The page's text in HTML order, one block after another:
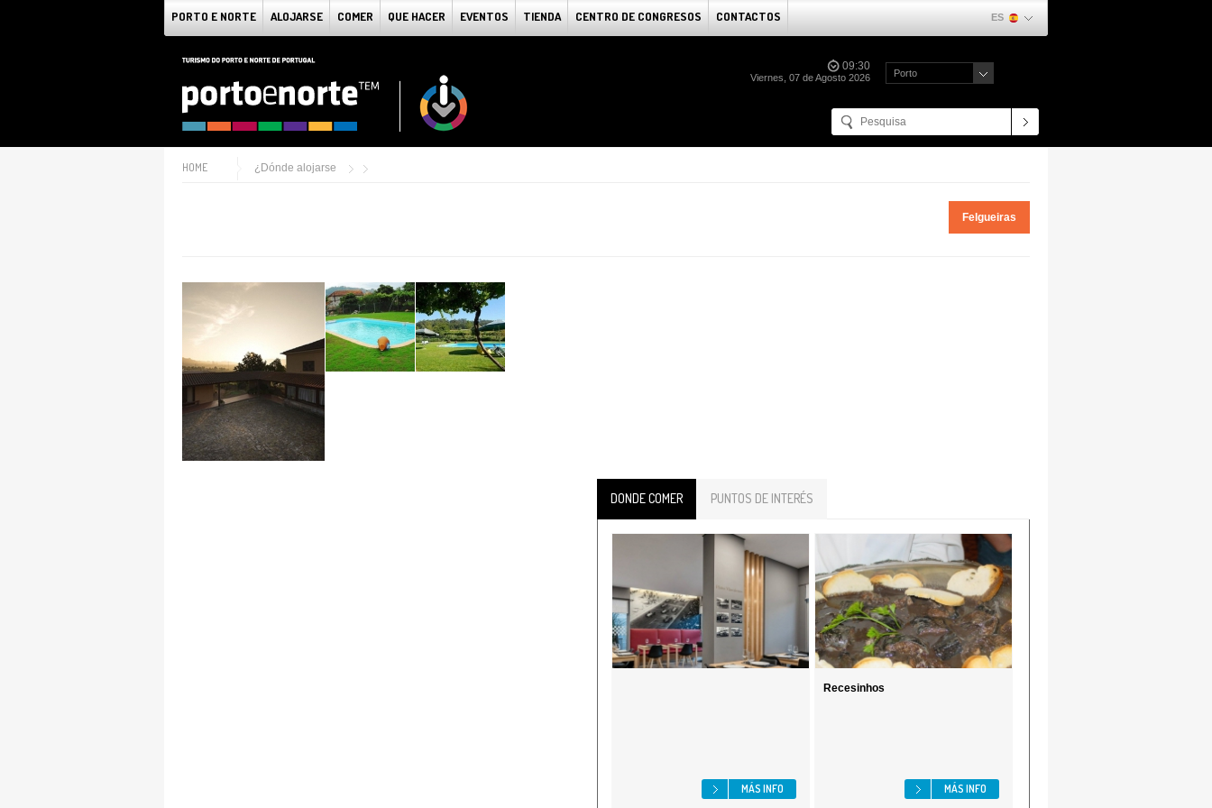
PORTO E NORTE ALOJARSE COMER QUE HACER EVENTOS TIENDA CENTRO DE CONGRESOS CONTACTOS ES
09:30
Viernes, 07 de Agosto 2026 Porto
HOME ¿Dónde alojarse
Felgueiras
DONDE COMER PUNTOS DE INTERÉS
MÁS INFO
Recesinhos
MÁS INFO